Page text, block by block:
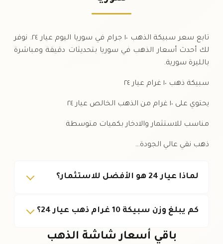
تابع سعر سبيكة الذهب ١٠ جرام في سوريا اليوم عيار ٢٤. نوفر
لك أحدث أسعار الذهب في سوريا بتحديثات دقيقة ومباشرة
بالليرة سورية.
سبيكة ذهب ١٠ غرام عيار ٢٤
يحتوي على ١٠ غرام من الذهب الخالص عيار ٢٤
مناسب للاستثمار والادخار بكميات متوسطة
ذهب نقي عالي الجودة…
لماذا عيار 24 هو الأفضل للاستثمار؟
كم يبلغ وزن سبيكة 10 غرام ذهب عيار 24؟
باقي أسعار شاشة الذهب